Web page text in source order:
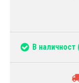
В наличност